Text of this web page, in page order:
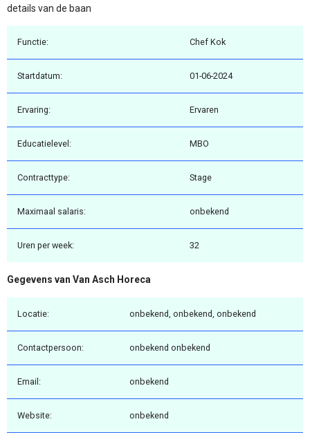
details van de baan
Functie: Chef Kok
Startdatum: 01-06-2024
Ervaring: Ervaren
Educatielevel: MBO
Contracttype: Stage
Maximaal salaris: onbekend
Uren per week: 32
Gegevens van Van Asch Horeca
Locatie: onbekend, onbekend, onbekend
Contactpersoon: onbekend onbekend
Email: onbekend
Website: onbekend